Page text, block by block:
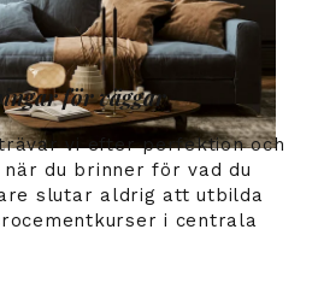
för väggar
vi efter perfektion och
du brinner för vad du
slutar aldrig att utbilda
i centrala